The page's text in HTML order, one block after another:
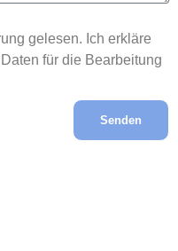
gelesen. Ich erkläre
für die Bearbeitung
Senden